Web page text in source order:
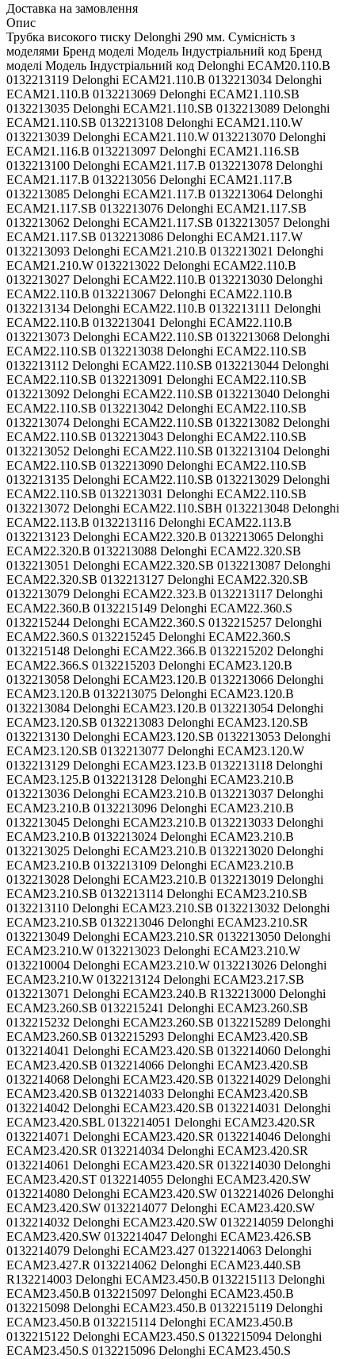
Доставка на замовлення
Опис
Трубка високого тиску Delonghi 290 мм. Сумісність з
моделями Бренд моделі Модель Індустріальний код Бренд
моделі Модель Індустріальний код Delonghi ECAM20.110.B
0132213119 Delonghi ECAM21.110.B 0132213034 Delonghi
ECAM21.110.B 0132213069 Delonghi ECAM21.110.SB
0132213035 Delonghi ECAM21.110.SB 0132213089 Delonghi
ECAM21.110.SB 0132213108 Delonghi ECAM21.110.W
0132213039 Delonghi ECAM21.110.W 0132213070 Delonghi
ECAM21.116.B 0132213097 Delonghi ECAM21.116.SB
0132213100 Delonghi ECAM21.117.B 0132213078 Delonghi
ECAM21.117.B 0132213056 Delonghi ECAM21.117.B
0132213085 Delonghi ECAM21.117.B 0132213064 Delonghi
ECAM21.117.SB 0132213076 Delonghi ECAM21.117.SB
0132213062 Delonghi ECAM21.117.SB 0132213057 Delonghi
ECAM21.117.SB 0132213086 Delonghi ECAM21.117.W
0132213093 Delonghi ECAM21.210.B 0132213021 Delonghi
ECAM21.210.W 0132213022 Delonghi ECAM22.110.B
0132213027 Delonghi ECAM22.110.B 0132213030 Delonghi
ECAM22.110.B 0132213067 Delonghi ECAM22.110.B
0132213134 Delonghi ECAM22.110.B 0132213111 Delonghi
ECAM22.110.B 0132213041 Delonghi ECAM22.110.B
0132213073 Delonghi ECAM22.110.SB 0132213068 Delonghi
ECAM22.110.SB 0132213038 Delonghi ECAM22.110.SB
0132213112 Delonghi ECAM22.110.SB 0132213044 Delonghi
ECAM22.110.SB 0132213091 Delonghi ECAM22.110.SB
0132213092 Delonghi ECAM22.110.SB 0132213040 Delonghi
ECAM22.110.SB 0132213042 Delonghi ECAM22.110.SB
0132213074 Delonghi ECAM22.110.SB 0132213082 Delonghi
ECAM22.110.SB 0132213043 Delonghi ECAM22.110.SB
0132213052 Delonghi ECAM22.110.SB 0132213104 Delonghi
ECAM22.110.SB 0132213090 Delonghi ECAM22.110.SB
0132213135 Delonghi ECAM22.110.SB 0132213029 Delonghi
ECAM22.110.SB 0132213031 Delonghi ECAM22.110.SB
0132213072 Delonghi ECAM22.110.SBH 0132213048 Delonghi
ECAM22.113.B 0132213116 Delonghi ECAM22.113.B
0132213123 Delonghi ECAM22.320.B 0132213065 Delonghi
ECAM22.320.B 0132213088 Delonghi ECAM22.320.SB
0132213051 Delonghi ECAM22.320.SB 0132213087 Delonghi
ECAM22.320.SB 0132213127 Delonghi ECAM22.320.SB
0132213079 Delonghi ECAM22.323.B 0132213117 Delonghi
ECAM22.360.B 0132215149 Delonghi ECAM22.360.S
0132215244 Delonghi ECAM22.360.S 0132215257 Delonghi
ECAM22.360.S 0132215245 Delonghi ECAM22.360.S
0132215148 Delonghi ECAM22.366.B 0132215202 Delonghi
ECAM22.366.S 0132215203 Delonghi ECAM23.120.B
0132213058 Delonghi ECAM23.120.B 0132213066 Delonghi
ECAM23.120.B 0132213075 Delonghi ECAM23.120.B
0132213084 Delonghi ECAM23.120.B 0132213054 Delonghi
ECAM23.120.SB 0132213083 Delonghi ECAM23.120.SB
0132213130 Delonghi ECAM23.120.SB 0132213053 Delonghi
ECAM23.120.SB 0132213077 Delonghi ECAM23.120.W
0132213129 Delonghi ECAM23.123.B 0132213118 Delonghi
ECAM23.125.B 0132213128 Delonghi ECAM23.210.B
0132213036 Delonghi ECAM23.210.B 0132213037 Delonghi
ECAM23.210.B 0132213096 Delonghi ECAM23.210.B
0132213045 Delonghi ECAM23.210.B 0132213033 Delonghi
ECAM23.210.B 0132213024 Delonghi ECAM23.210.B
0132213025 Delonghi ECAM23.210.B 0132213020 Delonghi
ECAM23.210.B 0132213109 Delonghi ECAM23.210.B
0132213028 Delonghi ECAM23.210.B 0132213019 Delonghi
ECAM23.210.SB 0132213114 Delonghi ECAM23.210.SB
0132213110 Delonghi ECAM23.210.SB 0132213032 Delonghi
ECAM23.210.SB 0132213046 Delonghi ECAM23.210.SR
0132213049 Delonghi ECAM23.210.SR 0132213050 Delonghi
ECAM23.210.W 0132213023 Delonghi ECAM23.210.W
0132210004 Delonghi ECAM23.210.W 0132213026 Delonghi
ECAM23.210.W 0132213124 Delonghi ECAM23.217.SB
0132213071 Delonghi ECAM23.240.B R132213000 Delonghi
ECAM23.260.SB 0132215241 Delonghi ECAM23.260.SB
0132215232 Delonghi ECAM23.260.SB 0132215289 Delonghi
ECAM23.260.SB 0132215293 Delonghi ECAM23.420.SB
0132214041 Delonghi ECAM23.420.SB 0132214060 Delonghi
ECAM23.420.SB 0132214066 Delonghi ECAM23.420.SB
0132214068 Delonghi ECAM23.420.SB 0132214029 Delonghi
ECAM23.420.SB 0132214033 Delonghi ECAM23.420.SB
0132214042 Delonghi ECAM23.420.SB 0132214031 Delonghi
ECAM23.420.SBL 0132214051 Delonghi ECAM23.420.SR
0132214071 Delonghi ECAM23.420.SR 0132214046 Delonghi
ECAM23.420.SR 0132214034 Delonghi ECAM23.420.SR
0132214061 Delonghi ECAM23.420.SR 0132214030 Delonghi
ECAM23.420.ST 0132214055 Delonghi ECAM23.420.SW
0132214080 Delonghi ECAM23.420.SW 0132214026 Delonghi
ECAM23.420.SW 0132214077 Delonghi ECAM23.420.SW
0132214032 Delonghi ECAM23.420.SW 0132214059 Delonghi
ECAM23.420.SW 0132214047 Delonghi ECAM23.426.SB
0132214079 Delonghi ECAM23.427 0132214063 Delonghi
ECAM23.427.R 0132214062 Delonghi ECAM23.440.SB
R132214003 Delonghi ECAM23.450.B 0132215113 Delonghi
ECAM23.450.B 0132215097 Delonghi ECAM23.450.B
0132215098 Delonghi ECAM23.450.B 0132215119 Delonghi
ECAM23.450.B 0132215114 Delonghi ECAM23.450.B
0132215122 Delonghi ECAM23.450.S 0132215094 Delonghi
ECAM23.450.S 0132215096 Delonghi ECAM23.450.S